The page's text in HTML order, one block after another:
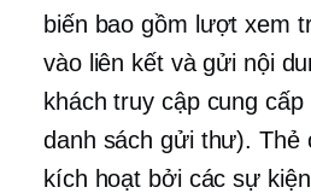
biến bao gồm lượt xem
vào liên kết và gửi nội
khách truy cập cung
danh sách gửi thư). Thẻ
kích hoạt bởi các sự